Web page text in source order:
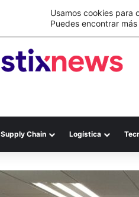
DHL Supply Chain mide la presión
Supply Chain Logística
Usamos cookies para
Puedes encontrar